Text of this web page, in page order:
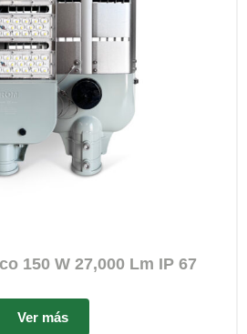
150 W 27,000 Lm IP 67
Ver más